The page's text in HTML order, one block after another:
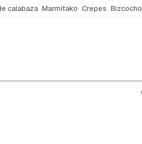
calabaza Marmitako Crepes Bizcocho